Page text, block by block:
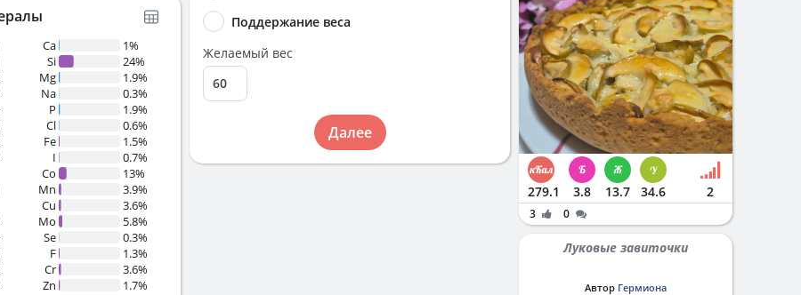
Ca
1%
Si
24%
Mg
1.9%
Na
0.3%
P
1.9%
Cl
0.6%
Fe
1.5%
I
0.7%
Co
13%
Mn
3.9%
Cu
3.6%
Mo
5.8%
Se
0.3%
F
1.3%
Cr
3.6%
Zn
1.7%
Поддержание веса
Желаемый вес
Далее
279.1 3.8 13.7 34.6 2
3 0
Луковые завиточки
Автор Гермиона